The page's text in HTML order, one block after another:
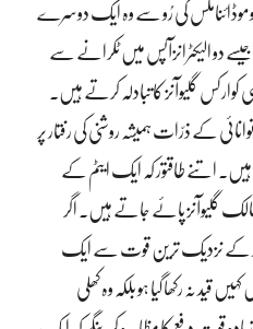
کروموڈائنامکس کی رُو سے وہ ایک دوسرے
دو الیکٹرانزآپس میں ٹکرانے سے
کوارکس گلیوآنز کا تبادلہ کرتے ہیں۔
کے ذرّات ہمیشہ روشنی کی رفتار پر
اتنے طاقتور کہ ایک ایٹم کے
گلیوآنز پائے جاتے ہیں۔ اگر
کے نزدیک ترین قوت سے ایک
قید نہ رکھا گیا ہو بلکہ وہ کھلی